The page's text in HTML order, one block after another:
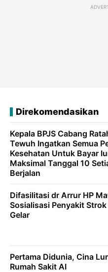
Direkomendasikan
Kepala BPJS Cabang
Tewuh Ingatkan Semua
Kesehatan Untuk Bayar
Maksimal Tanggal 10
Berjalan
Difasilitasi dr Arrur HP
Sosialisasi Penyakit
Gelar
Pertama Didunia, Cina
Rumah Sakit AI